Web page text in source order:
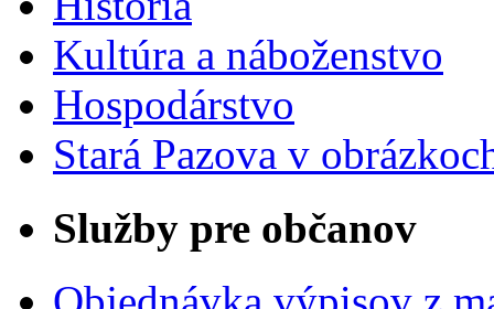
Kultúra a náboženstvo
Hospodárstvo
Stará Pazova v
Služby pre občanov